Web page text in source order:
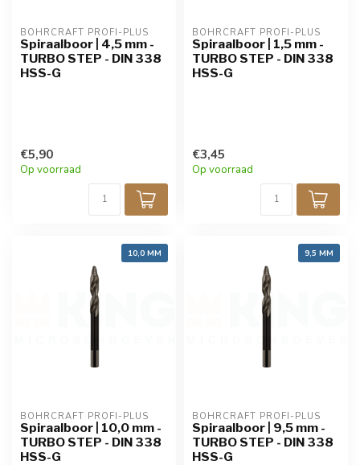
BOHRCRAFT PROFI-PLUS
Spiraalboor | 4,5 mm -
TURBO STEP - DIN 338
HSS-G
€5,90
Op voorraad
BOHRCRAFT PROFI-PLUS
Spiraalboor | 1,5 mm -
TURBO STEP - DIN 338
HSS-G
€3,45
Op voorraad
10,0 MM
BOHRCRAFT PROFI-PLUS
Spiraalboor | 10,0 mm -
TURBO STEP - DIN 338
HSS-G
9,5 MM
BOHRCRAFT PROFI-PLUS
Spiraalboor | 9,5 mm -
TURBO STEP - DIN 338
HSS-G